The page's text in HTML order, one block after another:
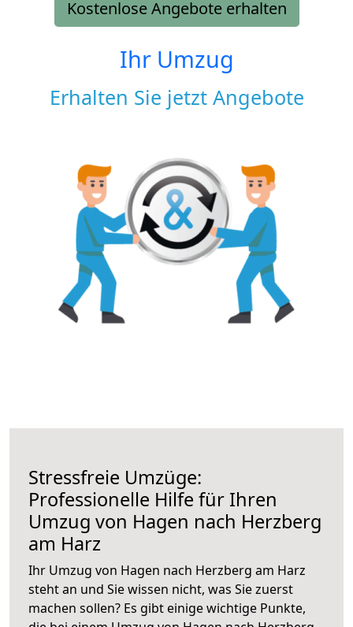
Kostenlose Angebote erhalten
Ihr Umzug
Erhalten Sie jetzt Angebote
Stressfreie Umzüge:
Professionelle Hilfe für Ihren
Umzug von Hagen nach Herzberg
am Harz
Ihr Umzug von Hagen nach Herzberg am Harz
steht an und Sie wissen nicht, was Sie zuerst
machen sollen? Es gibt einige wichtige Punkte,